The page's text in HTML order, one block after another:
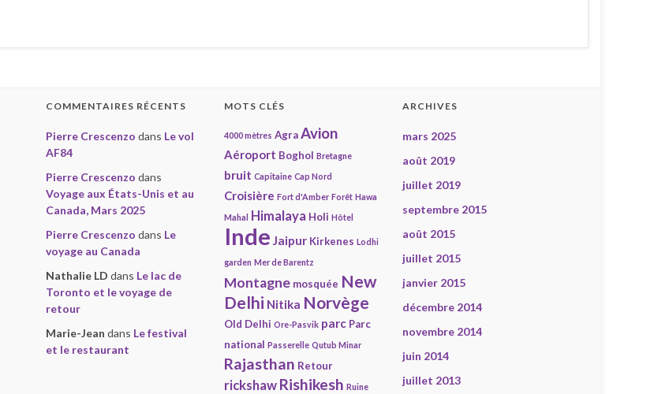
COMMENTAIRES RÉCENTS
Pierre Crescenzo dans Le vol
AF84
Pierre Crescenzo dans
Voyage aux États-Unis et au
Canada, Mars 2025
Pierre Crescenzo dans Le
voyage au Canada
Nathalie LD dans Le lac de
Toronto et le voyage de
retour
Marie-Jean dans Le festival
et le restaurant
MOTS CLÉS
4000 mètres AgraAvion
Aéroport Boghol Bretagne
bruit Capitaine Cap Nord
Croisière Fort d'Amber Forêt Hawa
Mahal Himalaya Holi Hôtel
Inde Jaipur Kirkenes Lodhi
garden Mer de Barentz
Montagne mosquée New
Delhi Nitika Norvège
Old Delhi Ore-Pasvik parc Parc
national Passerelle Qutub Minar
Rajasthan Retour
rickshaw Rishikesh Ruine
ARCHIVES
mars 2025
août 2019
juillet 2019
septembre 2015
août 2015
juillet 2015
janvier 2015
décembre 2014
novembre 2014
juin 2014
juillet 2013